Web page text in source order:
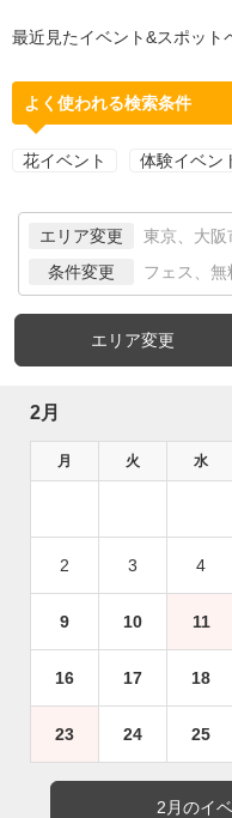
最近見たイベント&スポット
よく使われる検索条件
花イベント 体験イベン
エリア変更 東京、大阪
条件変更 フェス、無
エリア変更
2月
月 火 水
2 3 4
9 10 11
16 17 18
23 24 25
2月のイ